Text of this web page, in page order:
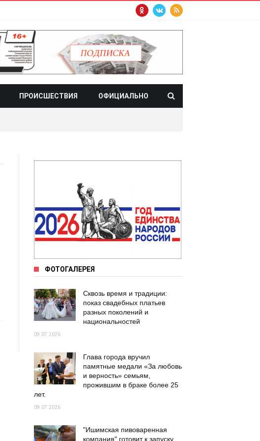
ПРОИСШЕСТВИЯ ОФИЦИАЛЬНО
ФОТОГАЛЕРЕЯ
Сквозь время и традиции:
показ свадебных платьев
разных поколений и
национальностей
09.07.2026
Глава города вручил
памятные медали «За любовь
и верность» семьям,
прожившим в браке более 25
лет.
09.07.2026
"Ишимская пивоваренная
компания" готовит к запуску